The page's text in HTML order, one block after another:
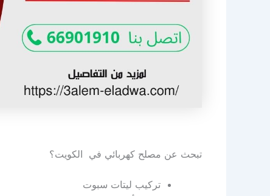
تبحث عن مصلح كهربائي في الكويت؟
تركيب ليتات سبوت